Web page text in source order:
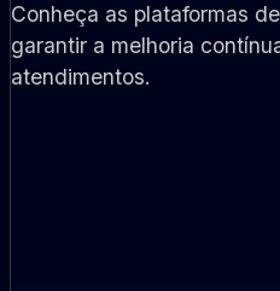
Conheça as plataformas
garantir a melhoria
atendimentos.